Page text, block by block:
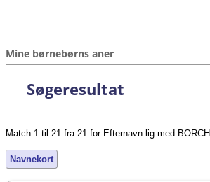
Mine børnebørns aner
Søgeresultat
Match 1 til 21 fra 21 for Efternavn lig med BORCH
Navnekort